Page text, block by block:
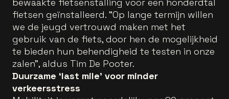
fietsen geïnstalleerd. “Op lange termijn willen
we de jeugd vertrouwd maken met het
gebruik van de fiets, door hen de mogelijkheid
te bieden hun behendigheid te testen in onze
zalen”, aldus Tim De Pooter.
Duurzame ‘last mile’ voor minder
verkeersstress